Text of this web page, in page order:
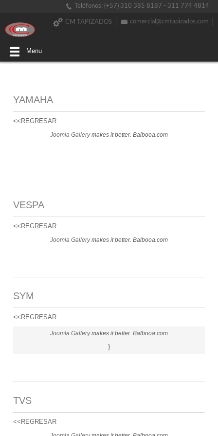
Teléfonos: (+57) 310 385 8187 - 311 774 4814
comercial@cmtapizados.com
CM TAPIZADOS
Menu
YAMAHA
<<REGRESAR
Joomla Gallerymakes it better. Balbooa.com
VESPA
<<REGRESAR
Joomla Gallerymakes it better. Balbooa.com
SYM
<<REGRESAR
Joomla Gallerymakes it better. Balbooa.com
}
TVS
<<REGRESAR